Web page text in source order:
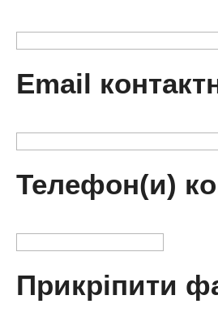
Email
Телефон(и)
Прикріпити